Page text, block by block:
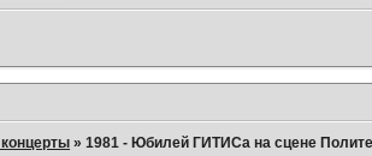
»1981 - Юбилей ГИТИСа на сцене